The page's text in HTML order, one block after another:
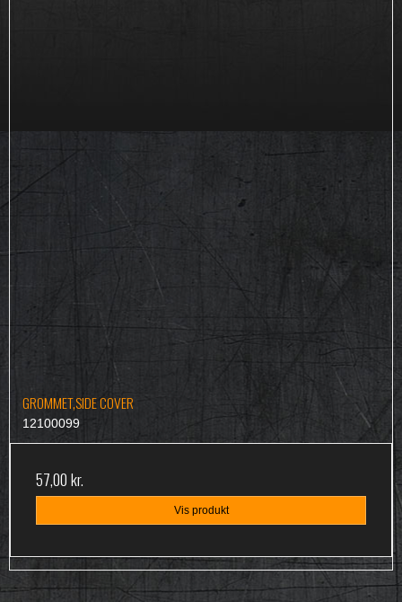
GROMMET,SIDE COVER
12100099
57,00 kr.
Vis produkt